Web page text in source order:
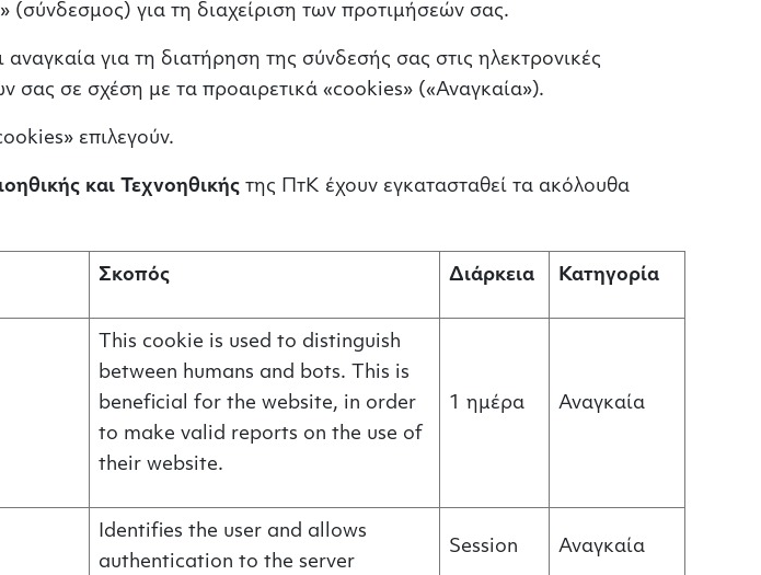
για τη διαχείριση των προτιμήσεών σας.
για τη διατήρηση της σύνδεσής σας στις ηλεκτρονικές
σας σε σχέση με τα προαιρετικά «cookies» («Αναγκαία»).
επιλεγούν.
και Τεχνοηθικής της ΠτΚ έχουν εγκατασταθεί τα ακόλουθα
Σκοπός Διάρκεια Κατηγορία
This cookie is used to distinguish
between humans and bots. This is
beneficial for the website, in order
to make valid reports on the use of
their website.
1 ημέρα Αναγκαία
Identifies the user and allows
authentication to the server
Session Αναγκαία